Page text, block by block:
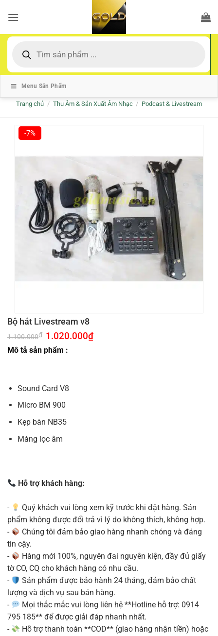
qua
dung
kiếm
Menu Sản Phẩm
Trang chủ / Thu Âm & Sản Xuất Âm Nhạc / Podcast & Livestream
-7%
Bộ hát Livestream v8
1.100.000₫ Giá
gốc
là:
1.100.000₫.
1.020.000₫Giá
Mô tả sản phẩm :
Sound Card V8
Micro BM 900
Kẹp bàn NB35
Màng lọc âm
Hỗ trợ khách hàng:
-
Quý khách vui lòng xem kỹ trước khi đặt hàng. Sản
phẩm không được đổi trả vì lý do không thích, không hợp.
-
Chúng tôi đảm bảo giao hàng nhanh chóng và đáng
tin cậy.
-
Hàng mới 100%, nguyên đai nguyên kiện, đầy đủ giấy
tờ CO, CQ cho khách hàng có nhu cầu.
-
Sản phẩm được bảo hành 24 tháng, đảm bảo chất
lượng và dịch vụ sau bán hàng.
-
Mọi thắc mắc vui lòng liên hệ **Hotline hỗ trợ: 0914
795 185** để được giải đáp nhanh nhất.
-
Hỗ trợ thanh toán **COD** (giao hàng nhận tiền) hoặc